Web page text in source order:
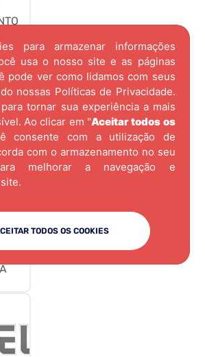
para armazenar informações
usa o nosso site e as páginas
pode ver como lidamos com seus
nossas Políticas de Privacidade.
tornar sua experiência a mais
Ao clicar em "Aceitar todos os
consente com a utilização de
com o armazenamento no seu
melhorar a navegação e
TODOS OS COOKIES
P-